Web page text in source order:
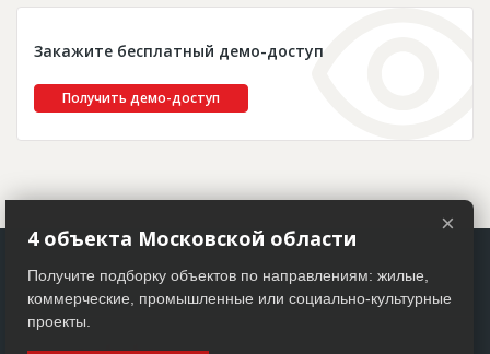
Закажите бесплатный демо-доступ
Получить демо-доступ
×
4 объекта Московской области
Получите подборку объектов по направлениям: жилые,
коммерческие, промышленные или социально-культурные
проекты.